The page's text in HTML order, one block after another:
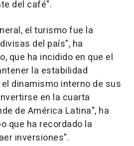
del café".
el turismo fue la
del país", ha
que ha incidido en que el
la estabilidad
dinamismo interno de sus
en la cuarta
de América Latina", ha
que ha recordado la
inversiones".